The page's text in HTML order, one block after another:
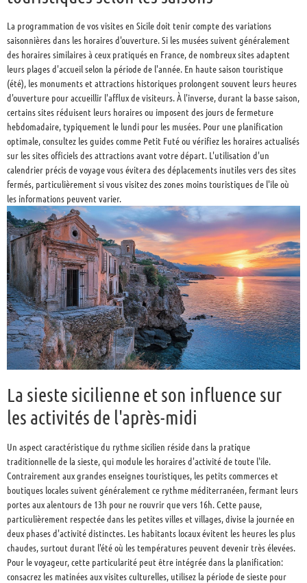
La programmation de vos visites en Sicile doit tenir compte des variations
saisonnières dans les horaires d'ouverture. Si les musées suivent généralement
des horaires similaires à ceux pratiqués en France, de nombreux sites adaptent
leurs plages d'accueil selon la période de l'année. En haute saison touristique
(été), les monuments et attractions historiques prolongent souvent leurs heures
d'ouverture pour accueillir l'afflux de visiteurs. À l'inverse, durant la basse saison,
certains sites réduisent leurs horaires ou imposent des jours de fermeture
hebdomadaire, typiquement le lundi pour les musées. Pour une planification
optimale, consultez les guides comme Petit Futé ou vérifiez les horaires actualisés
sur les sites officiels des attractions avant votre départ. L'utilisation d'un
calendrier précis de voyage vous évitera des déplacements inutiles vers des sites
fermés, particulièrement si vous visitez des zones moins touristiques de l'île où
les informations peuvent varier.
La sieste sicilienne et son influence sur
les activités de l'après-midi
Un aspect caractéristique du rythme sicilien réside dans la pratique
traditionnelle de la sieste, qui module les horaires d'activité de toute l'île.
Contrairement aux grandes enseignes touristiques, les petits commerces et
boutiques locales suivent généralement ce rythme méditerranéen, fermant leurs
portes aux alentours de 13h pour ne rouvrir que vers 16h. Cette pause,
particulièrement respectée dans les petites villes et villages, divise la journée en
deux phases d'activité distinctes. Les habitants locaux évitent les heures les plus
chaudes, surtout durant l'été où les températures peuvent devenir très élevées.
Pour le voyageur, cette particularité peut être intégrée dans la planification:
consacrez les matinées aux visites culturelles, utilisez la période de sieste pour